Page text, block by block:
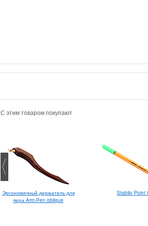
С этим товаром покупают
Эргономичный держатель для
пера Arm.Pen oblique
Stabilo Point